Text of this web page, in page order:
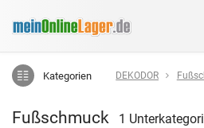
Kategorien DEKODOR
Fußschmuck 1